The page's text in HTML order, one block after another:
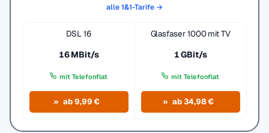
alle 1&1-Tarife →
DSL 16
16 MBit/s
mit Telefonflat
ab 9,99 €
Glasfaser 1000 mit TV
1 GBit/s
mit Telefonflat
ab 34,98 €